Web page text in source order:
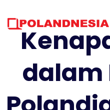
content
dalam